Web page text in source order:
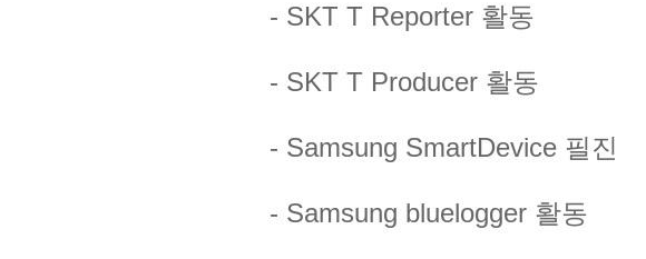
- SKT T Reporter 활동
- SKT T Producer 활동
- Samsung SmartDevice 필진
- Samsung bluelogger 활동